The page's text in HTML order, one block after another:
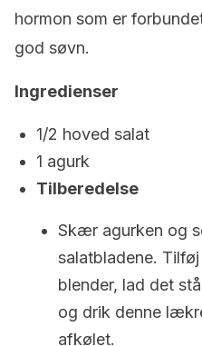
hormon som er
god søvn.
Ingredienser
1/2 hoved salat
1 agurk
Tilberedelse
Skær agurken og
salatbladene.
blender, lad det
og drik denne
afkølet.